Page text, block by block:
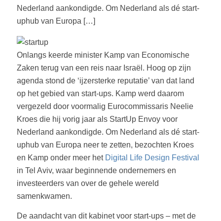
Nederland aankondigde. Om Nederland als dé start-
uphub van Europa […]
Onlangs keerde minister Kamp van Economische
Zaken terug van een reis naar Israël. Hoog op zijn
agenda stond de ‘ijzersterke reputatie’ van dat land
op het gebied van start-ups. Kamp werd daarom
vergezeld door voormalig Eurocommissaris Neelie
Kroes die hij vorig jaar als StartUp Envoy voor
Nederland aankondigde. Om Nederland als dé start-
uphub van Europa neer te zetten, bezochten Kroes
en Kamp onder meer het Digital Life Design Festival
in Tel Aviv, waar beginnende ondernemers en
investeerders van over de gehele wereld
samenkwamen.
De aandacht van dit kabinet voor start-ups – met de